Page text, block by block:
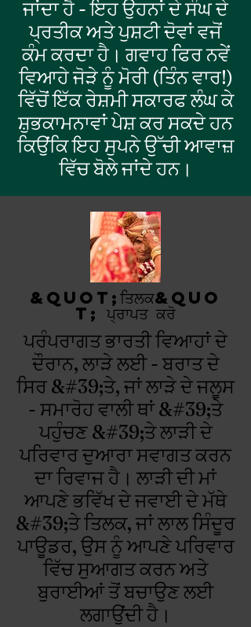
ਜਾਂਦਾ ਹੈ - ਇਹ ਉਹਨਾਂ ਦੇ ਸੰਘ ਦੇ
ਪ੍ਰਤੀਕ ਅਤੇ ਪੁਸ਼ਟੀ ਦੋਵਾਂ ਵਜੋਂ
ਕੰਮ ਕਰਦਾ ਹੈ। ਗਵਾਹ ਫਿਰ ਨਵੇਂ
ਵਿਆਹੇ ਜੋੜੇ ਨੂੰ ਮੋਰੀ (ਤਿੰਨ ਵਾਰ!)
ਵਿੱਚੋਂ ਇੱਕ ਰੇਸ਼ਮੀ ਸਕਾਰਫ ਲੰਘ ਕੇ
ਸ਼ੁਭਕਾਮਨਾਵਾਂ ਪੇਸ਼ ਕਰ ਸਕਦੇ ਹਨ
ਕਿਉਂਕਿ ਇਹ ਸੁਪਨੇ ਉੱਚੀ ਆਵਾਜ਼
ਵਿੱਚ ਬੋਲੇ ਜਾਂਦੇ ਹਨ।
&quot;ਤਿਲਕ&quo
t; ਪ੍ਰਾਪਤ ਕਰੋ
ਪਰੰਪਰਾਗਤ ਭਾਰਤੀ ਵਿਆਹਾਂ ਦੇ
ਦੌਰਾਨ, ਲਾੜੇ ਲਈ - ਬਰਾਤ ਦੇ
ਸਿਰ &#39;ਤੇ, ਜਾਂ ਲਾੜੇ ਦੇ ਜਲੂਸ
- ਸਮਾਰੋਹ ਵਾਲੀ ਥਾਂ &#39;ਤੇ
ਪਹੁੰਚਣ &#39;ਤੇ ਲਾੜੀ ਦੇ
ਪਰਿਵਾਰ ਦੁਆਰਾ ਸਵਾਗਤ ਕਰਨ
ਦਾ ਰਿਵਾਜ ਹੈ। ਲਾੜੀ ਦੀ ਮਾਂ
ਆਪਣੇ ਭਵਿੱਖ ਦੇ ਜਵਾਈ ਦੇ ਮੱਥੇ
&#39;ਤੇ ਤਿਲਕ, ਜਾਂ ਲਾਲ ਸਿੰਦੂਰ
ਪਾਊਡਰ, ਉਸ ਨੂੰ ਆਪਣੇ ਪਰਿਵਾਰ
ਵਿੱਚ ਸੁਆਗਤ ਕਰਨ ਅਤੇ
ਬੁਰਾਈਆਂ ਤੋਂ ਬਚਾਉਣ ਲਈ
ਲਗਾਉਂਦੀ ਹੈ।